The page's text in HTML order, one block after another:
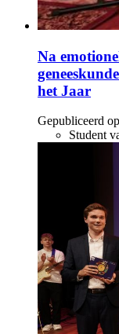
Na
het Jaar
Gepubliceerd
Student